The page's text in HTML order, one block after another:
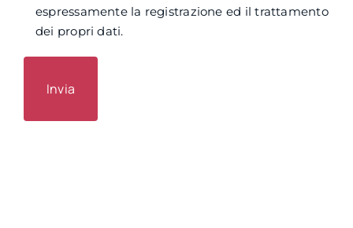
espressamente la registrazione ed il trattamento
dei propri dati.